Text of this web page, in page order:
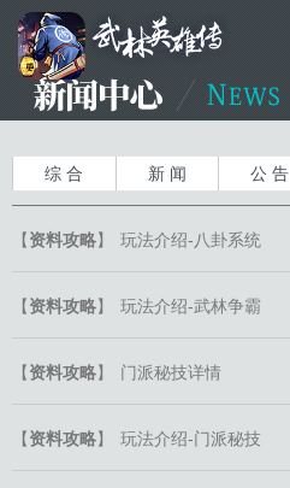
综 合 新 闻 公 告
【资料攻略】 玩法介绍-八卦系统
【资料攻略】 玩法介绍-武林争霸
【资料攻略】 门派秘技详情
【资料攻略】 玩法介绍-门派秘技
资讯
活动 资料
反馈